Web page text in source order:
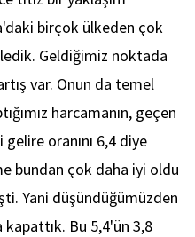
birçok ülkeden çok
Geldiğimiz noktada
var. Onun da temel
harcamanın, geçen
gelire oranını 6,4 diye
bundan çok daha iyi oldu
Yani düşündüğümüzden
kapattık. Bu 5,4'ün 3,8